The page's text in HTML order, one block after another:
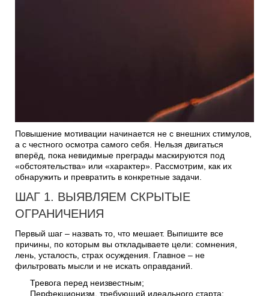
Повышение мотивации начинается не с внешних стимулов,
а с честного осмотра самого себя. Нельзя двигаться
вперёд, пока невидимые преграды маскируются под
«обстоятельства» или «характер». Рассмотрим, как их
обнаружить и превратить в конкретные задачи.
ШАГ 1. ВЫЯВЛЯЕМ СКРЫТЫЕ
ОГРАНИЧЕНИЯ
Первый шаг – назвать то, что мешает. Выпишите все
причины, по которым вы откладываете цели: сомнения,
лень, усталость, страх осуждения. Главное – не
фильтровать мысли и не искать оправданий.
Тревога перед неизвестным;
Перфекционизм, требующий идеального старта;